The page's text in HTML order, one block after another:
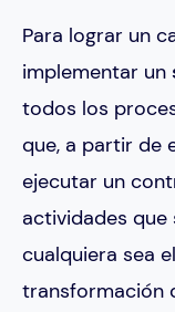
Para lograr un
implementar un
todos los
que, a partir de
ejecutar un
actividades que
cualquiera sea
transformación